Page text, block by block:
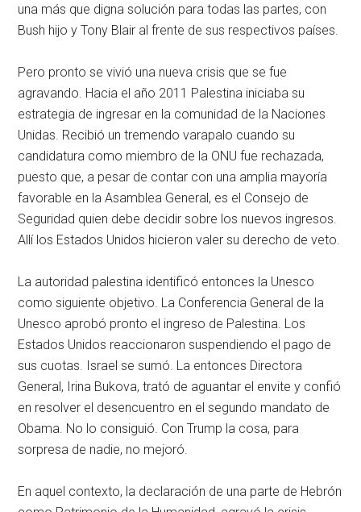
una más que digna solución para todas las partes, con
Bush hijo y Tony Blair al frente de sus respectivos países.
Pero pronto se vivió una nueva crisis que se fue
agravando. Hacia el año 2011 Palestina iniciaba su
estrategia de ingresar en la comunidad de la Naciones
Unidas. Recibió un tremendo varapalo cuando su
candidatura como miembro de la ONU fue rechazada,
puesto que, a pesar de contar con una amplia mayoría
favorable en la Asamblea General, es el Consejo de
Seguridad quien debe decidir sobre los nuevos ingresos.
Allí los Estados Unidos hicieron valer su derecho de veto.
La autoridad palestina identificó entonces la Unesco
como siguiente objetivo. La Conferencia General de la
Unesco aprobó pronto el ingreso de Palestina. Los
Estados Unidos reaccionaron suspendiendo el pago de
sus cuotas. Israel se sumó. La entonces Directora
General, Irina Bukova, trató de aguantar el envite y confió
en resolver el desencuentro en el segundo mandato de
Obama. No lo consiguió. Con Trump la cosa, para
sorpresa de nadie, no mejoró.
En aquel contexto, la declaración de una parte de Hebrón